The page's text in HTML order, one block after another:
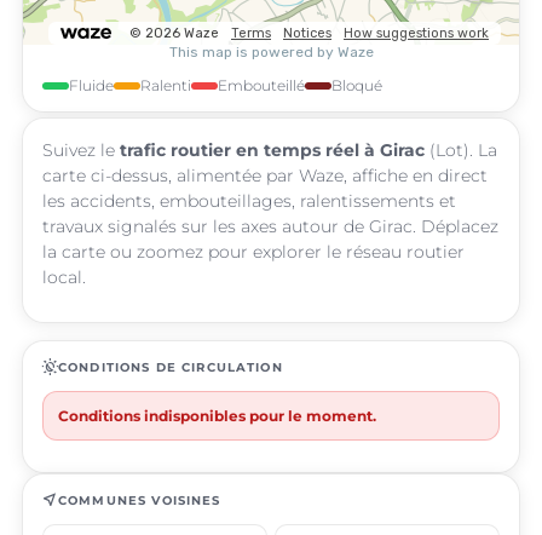
Fluide Ralenti Embouteillé Bloqué
Suivez le trafic routier en temps réel à Girac (Lot). La
carte ci-dessus, alimentée par Waze, affiche en direct
les accidents, embouteillages, ralentissements et
travaux signalés sur les axes autour de Girac. Déplacez
la carte ou zoomez pour explorer le réseau routier
local.
routineCONDITIONS DE CIRCULATION
Conditions indisponibles pour le moment.
near_meCOMMUNES VOISINES